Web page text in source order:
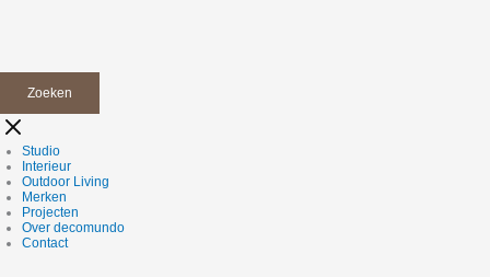
Zoeken
Studio
Interieur
Outdoor Living
Merken
Projecten
Over decomundo
Contact